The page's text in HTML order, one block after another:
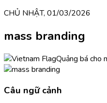
CHỦ NHẬT, 01/03/2026
mass branding
Quảng bá cho
Câu ngữ cảnh